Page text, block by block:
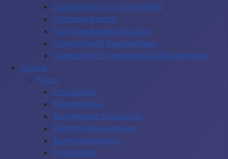
Spatzenhotel im Sparrenfeld
Hornissenkasten
Hornissenkasten Bauplan
Insektenhotel Insektenhaus
Insektenhotel Insektenhaus Bauanleitung
Galerie
Fotos
Fotogalerie
Blumenwiese
Blumenbeet Straeucher
Blumenwiese-anlegen
Sonnenuntergang
Polarlichter